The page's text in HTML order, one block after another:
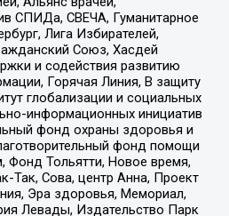
СПИДа, СВЕЧА, Гуманитарное
Лига Избирателей,
Союз, Хасдей
и содействия развитию
Горячая Линия, В защиту
глобализации и социальных
информационных инициатив
фонд охраны здоровья и
фонд помощи
Фонд Тольятти, Новое время,
Так, Сова, центр Анна, Проект
Эра здоровья, Мемориал,
Левады, Издательство Парк